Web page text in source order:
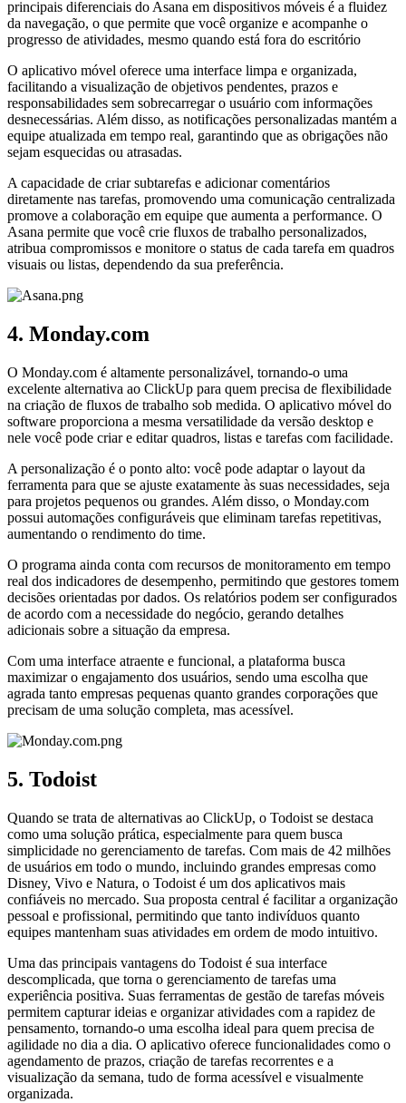
principais diferenciais do Asana em dispositivos móveis é a fluidez
da navegação, o que permite que você organize e acompanhe o
progresso de atividades, mesmo quando está fora do escritório
O aplicativo móvel oferece uma interface limpa e organizada,
facilitando a visualização de objetivos pendentes, prazos e
responsabilidades sem sobrecarregar o usuário com informações
desnecessárias. Além disso, as notificações personalizadas mantém a
equipe atualizada em tempo real, garantindo que as obrigações não
sejam esquecidas ou atrasadas.
A capacidade de criar subtarefas e adicionar comentários
diretamente nas tarefas, promovendo uma comunicação centralizada
promove a colaboração em equipe que aumenta a performance. O
Asana permite que você crie fluxos de trabalho personalizados,
atribua compromissos e monitore o status de cada tarefa em quadros
visuais ou listas, dependendo da sua preferência.
4. Monday.com
O Monday.com é altamente personalizável, tornando-o uma
excelente alternativa ao ClickUp para quem precisa de flexibilidade
na criação de fluxos de trabalho sob medida. O aplicativo móvel do
software proporciona a mesma versatilidade da versão desktop e
nele você pode criar e editar quadros, listas e tarefas com facilidade.
A personalização é o ponto alto: você pode adaptar o layout da
ferramenta para que se ajuste exatamente às suas necessidades, seja
para projetos pequenos ou grandes. Além disso, o Monday.com
possui automações configuráveis que eliminam tarefas repetitivas,
aumentando o rendimento do time.
O programa ainda conta com recursos de monitoramento em tempo
real dos indicadores de desempenho, permitindo que gestores tomem
decisões orientadas por dados. Os relatórios podem ser configurados
de acordo com a necessidade do negócio, gerando detalhes
adicionais sobre a situação da empresa.
Com uma interface atraente e funcional, a plataforma busca
maximizar o engajamento dos usuários, sendo uma escolha que
agrada tanto empresas pequenas quanto grandes corporações que
precisam de uma solução completa, mas acessível.
5. Todoist
Quando se trata de alternativas ao ClickUp, o Todoist se destaca
como uma solução prática, especialmente para quem busca
simplicidade no gerenciamento de tarefas. Com mais de 42 milhões
de usuários em todo o mundo, incluindo grandes empresas como
Disney, Vivo e Natura, o Todoist é um dos aplicativos mais
confiáveis no mercado. Sua proposta central é facilitar a organização
pessoal e profissional, permitindo que tanto indivíduos quanto
equipes mantenham suas atividades em ordem de modo intuitivo.
Uma das principais vantagens do Todoist é sua interface
descomplicada, que torna o gerenciamento de tarefas uma
experiência positiva. Suas ferramentas de gestão de tarefas móveis
permitem capturar ideias e organizar atividades com a rapidez de
pensamento, tornando-o uma escolha ideal para quem precisa de
agilidade no dia a dia. O aplicativo oferece funcionalidades como o
agendamento de prazos, criação de tarefas recorrentes e a
visualização da semana, tudo de forma acessível e visualmente
organizada.